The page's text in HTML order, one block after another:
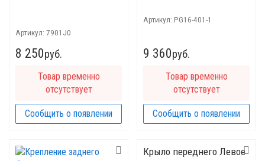
Артикул: 7901J0
8 250руб.
Товар временно
отсутствует
Сообщить о появлении
Артикул: PG16-401-1
9 360руб.
Товар временно
отсутствует
Сообщить о появлении
Крыло переднего Левое